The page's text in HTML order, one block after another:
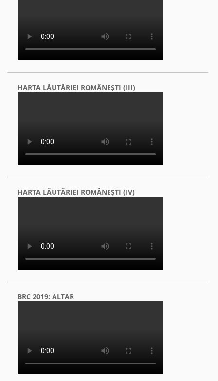
HARTA LĂUTĂRIEI ROMÂNEŞTI (III)
HARTA LĂUTĂRIEI ROMÂNEŞTI (IV)
BRC 2019: ALTAR